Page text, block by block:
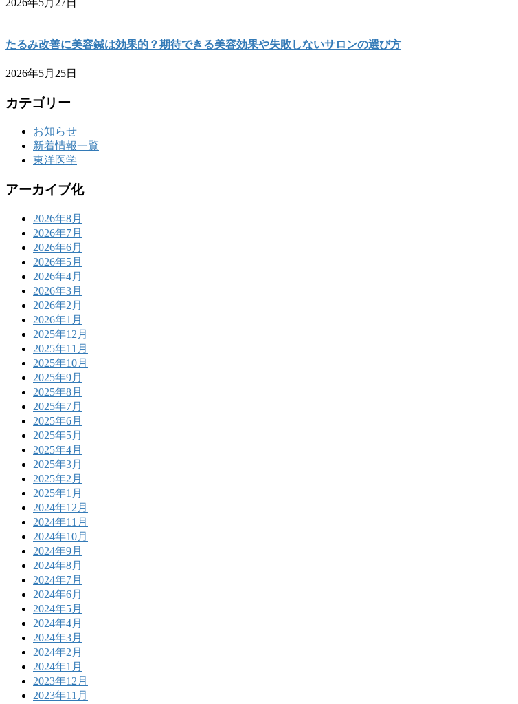
2026年5月27日
たるみ改善に美容鍼は効果的？期待できる美容効果や失敗しないサロンの選び方
2026年5月25日
カテゴリー
お知らせ
新着情報一覧
東洋医学
アーカイブ化
2026年8月
2026年7月
2026年6月
2026年5月
2026年4月
2026年3月
2026年2月
2026年1月
2025年12月
2025年11月
2025年10月
2025年9月
2025年8月
2025年7月
2025年6月
2025年5月
2025年4月
2025年3月
2025年2月
2025年1月
2024年12月
2024年11月
2024年10月
2024年9月
2024年8月
2024年7月
2024年6月
2024年5月
2024年4月
2024年3月
2024年2月
2024年1月
2023年12月
2023年11月